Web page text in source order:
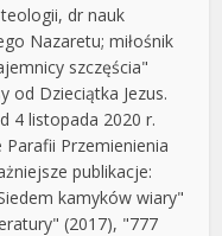
dr nauk
Nazaretu; miłośnik
szczęścia"
od Dzieciątka Jezus.
4 listopada 2020 r.
Przemienienia
publikacje:
kamyków wiary"
(2017), "777